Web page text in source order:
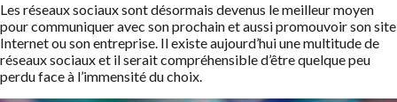
Les réseaux sociaux sont désormais devenus le meilleur moyen
pour communiquer avec son prochain et aussi promouvoir son site
Internet ou son entreprise. Il existe aujourd’hui une multitude de
réseaux sociaux et il serait compréhensible d’être quelque peu
perdu face à l’immensité du choix.